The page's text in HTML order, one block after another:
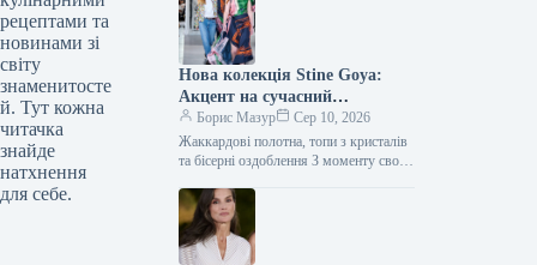
рецептами та
новинами зі
світу
знаменитосте
й. Тут кожна
читачка
знайде
натхнення
для себе.
одягу для активного…
Нова колекція Stine Goya:
Акцент на сучасний
максималізм
Борис Мазур
Сер 10, 2026
Жаккардові полотна, топи з кристалів
та бісерні оздоблення З моменту свого
Goya активно формував…